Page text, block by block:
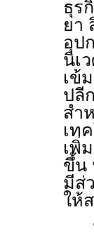
ธุร
ยา
อุป
นิเ
เข้
ปลี
สำ
เท
เพิ่
ขึ้น
มีส่
ให้
ปั